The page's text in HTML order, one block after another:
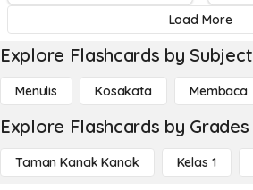
Load More
Explore Flashcards by Subject
Menulis Kosakata Membaca
Explore Flashcards by Grades
Taman Kanak Kanak Kelas 1